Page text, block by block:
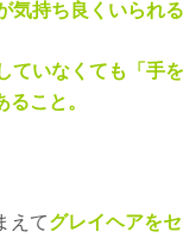
気持ち良くいられ
いなくても「手
ること。
えて グレイヘアを